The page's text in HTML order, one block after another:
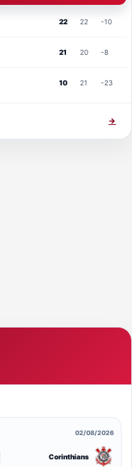
22 22 -10
21 20 -8
10 21 -23
→
02/08/2026
Corinthians